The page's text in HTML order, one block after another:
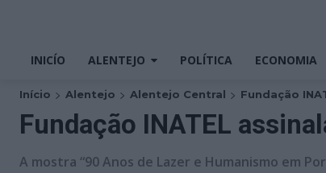
INICÍO ALENTEJO POLÍTICA ECONOMIA
Início Alentejo Alentejo Central Fundação
Fundação INATEL
A mostra “90 Anos de Lazer e Humanismo em